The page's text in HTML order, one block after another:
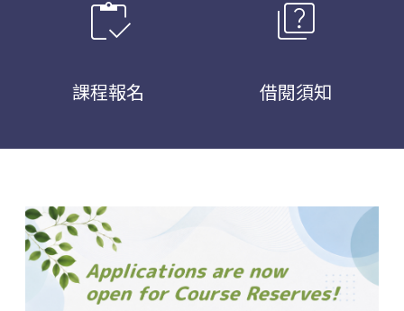
inventory
課程報名
quiz
借閱須知